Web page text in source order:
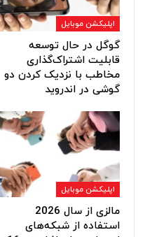
اپلیکشن موبایل
گوگل در حال توسعه
قابلیت اشتراک‌گذاری
مخاطب با نزدیک کردن دو
گوشی در اندروید
اپلیکشن موبایل
مالزی از سال 2026
استفاده از شبکه‌های